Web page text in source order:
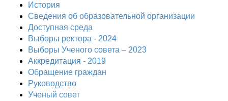
История
Сведения об образовательной организации
Доступная среда
Выборы ректора - 2024
Выборы Ученого совета – 2023
Аккредитация - 2019
Обращение граждан
Руководство
Ученый совет